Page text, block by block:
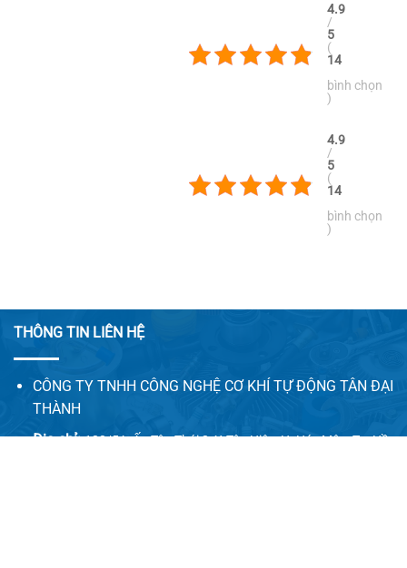
4.9
/
5
(
14
bình chọn
)
4.9
/
5
(
14
bình chọn
)
THÔNG TIN LIÊN HỆ
CÔNG TY TNHH CÔNG NGHỆ CƠ KHÍ TỰ ĐỘNG TÂN ĐẠI
THÀNH
Địa chỉ:128/5A, Ấp Tân Thới 2, X.Tân Hiệp, H. Hóc Môn, Tp. Hồ